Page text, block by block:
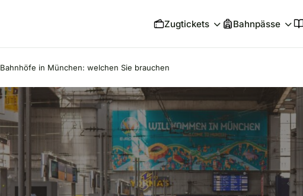
Zugtickets Bahnpässe
Bahnhöfe in München: welchen Sie brauchen